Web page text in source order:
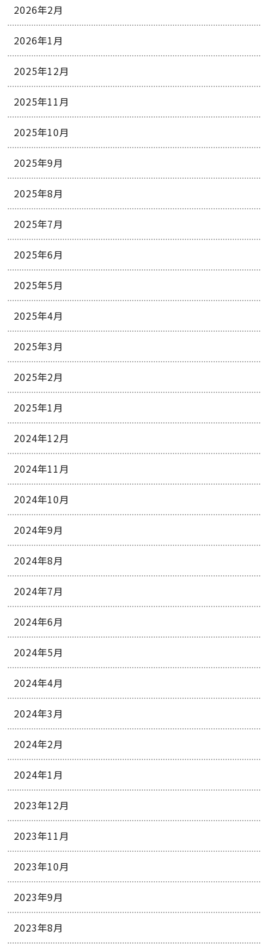
2026年2月
2026年1月
2025年12月
2025年11月
2025年10月
2025年9月
2025年8月
2025年7月
2025年6月
2025年5月
2025年4月
2025年3月
2025年2月
2025年1月
2024年12月
2024年11月
2024年10月
2024年9月
2024年8月
2024年7月
2024年6月
2024年5月
2024年4月
2024年3月
2024年2月
2024年1月
2023年12月
2023年11月
2023年10月
2023年9月
2023年8月